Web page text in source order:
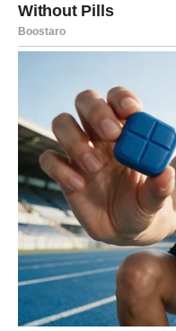
NOVAC –
Kada su finansije u
period nego ranije.